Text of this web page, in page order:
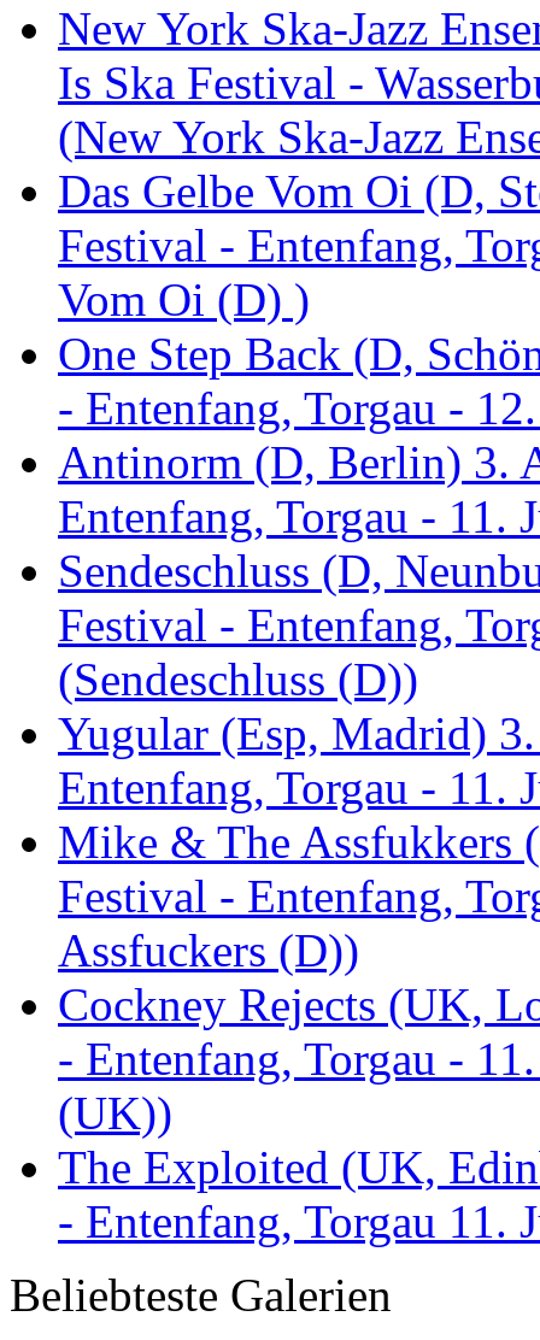
New York Ska-Jazz
Is Ska Festival -
(New York Ska-Jazz
Das Gelbe Vom Oi (D,
Festival - Entenfang,
Vom Oi (D) )
One Step Back (D,
- Entenfang, Torgau -
Antinorm (D, Berlin) 3.
Entenfang, Torgau -
Sendeschluss (D,
Festival - Entenfang,
(Sendeschluss (D))
Yugular (Esp, Madrid)
Entenfang, Torgau - 11.
Mike & The Assfukkers
Festival - Entenfang,
Assfuckers (D))
Cockney Rejects (UK,
- Entenfang, Torgau -
(UK))
The Exploited (UK,
- Entenfang, Torgau
Beliebteste Galerien